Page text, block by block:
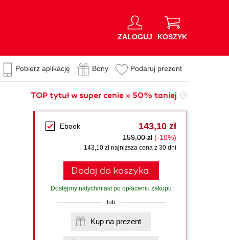
ZALOGUJ KOSZYK
Pobierz aplikację Bony Podaruj prezent
TOP tytuł w super cenie » 50% taniej
Ebook 143,10 zł
159,00 zł (-10%)
143,10 zł najniższa cena z 30 dni
Dodaj do koszyka
Dostępny natychmiast po opłaceniu zakupu
lub
Kup na prezent